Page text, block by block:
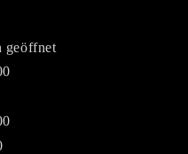
geöffnet